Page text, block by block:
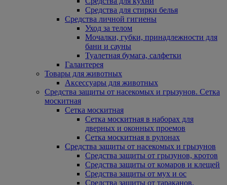
Средства для стирки белья
Средства личной гигиены
Уход за телом
Мочалки, губки, принадлежности для
бани и сауны
Туалетная бумага, салфетки
Галантерея
Товары для животных
Аксессуары для животных
Средства защиты от насекомых и грызунов. Сетка
москитная
Сетка москитная
Сетка москитная в наборах для
дверных и оконных проемов
Сетка москитная в рулонах
Средства защиты от насекомых и грызунов
Средства защиты от грызунов, кротов
Средства защиты от комаров и клещей
Средства защиты от мух и ос
Средства защиты от тараканов,